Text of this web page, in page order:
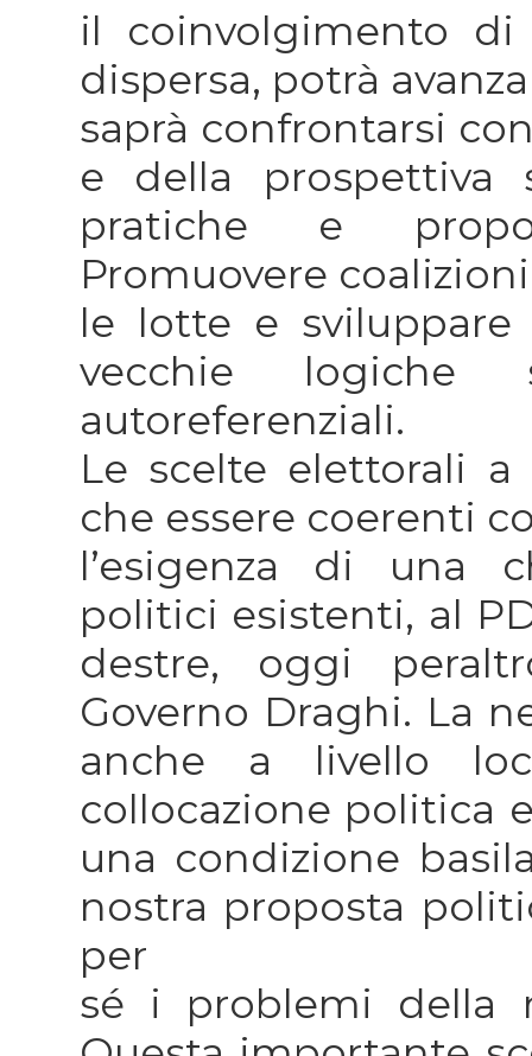
il coinvolgimento
dispersa, potrà
saprà confrontarsi
e della prospettiva
pratiche e
Promuovere
le lotte e sviluppare
vecchie logiche
autoreferenziali.
Le scelte elettorali
che essere coerenti
l’esigenza di una
politici esistenti, al
destre, oggi
Governo Draghi. La
anche a livello
collocazione politica
una condizione
nostra proposta
per
sé i problemi della